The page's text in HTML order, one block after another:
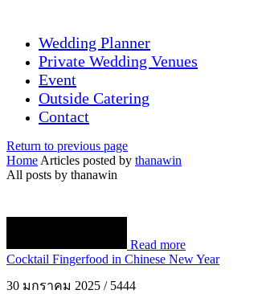
Wedding Planner
Private Wedding Venues
Event
Outside Catering
Contact
Return to previous page
Home Articles posted by thanawin
All posts by thanawin
Read more
Cocktail Fingerfood in Chinese New Year
30 มกราคม 2025 / 5444